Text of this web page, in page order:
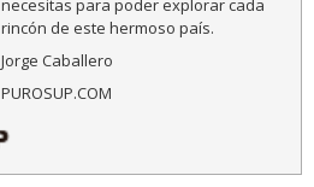
necesitas para poder explorar cada
rincón de este hermoso país.
Jorge Caballero
PUROSUP.COM